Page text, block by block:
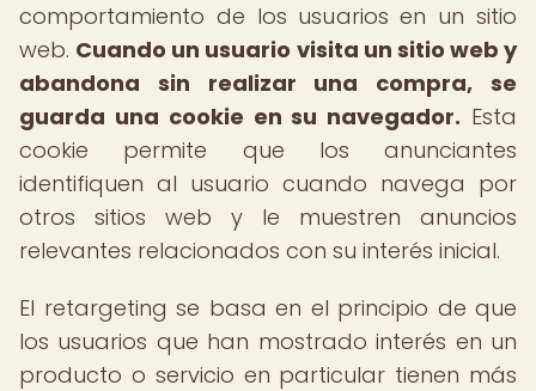
comportamiento de los usuarios en un sitio
web. Cuando un usuario visita un sitio web y
abandona sin realizar una compra, se
guarda una cookie en su navegador. Esta
cookie permite que los anunciantes
identifiquen al usuario cuando navega por
otros sitios web y le muestren anuncios
relevantes relacionados con su interés inicial.
El retargeting se basa en el principio de que
los usuarios que han mostrado interés en un
producto o servicio en particular tienen más